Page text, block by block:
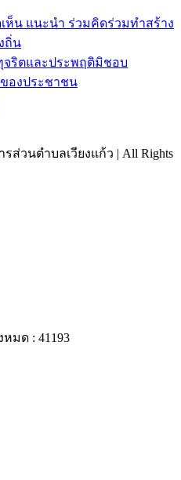
ห็น แนะนำ ร่วมคิดร่วมทำสร้าง
ถิ่น
จริตและประพฤติมิชอบ
องประชาชน
ส่วนตำบลเวียงแก้ว | All Rights
หมด : 41193